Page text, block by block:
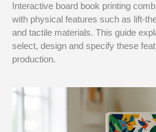
Interactive board book printing
with physical features such as lift-
and tactile materials. This guide
select, design and specify these
production.